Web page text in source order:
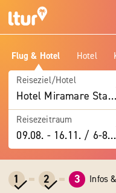
Flug & Hotel Hotel
Reiseziel/Hotel
Hotel Miramare Stabia
Reisezeitraum
09.08. -16.11. / 6-8 Tage
1 2 3 Infos